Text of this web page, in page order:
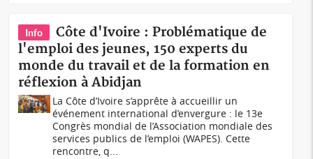
Info
Côte d'Ivoire : Problématique de
l'emploi des jeunes, 150 experts du
monde du travail et de la formation en
réflexion à Abidjan
La Côte d’Ivoire s’apprête à accueillir un
événement international d’envergure : le 13e
Congrès mondial de l’Association mondiale des
services publics de l’emploi (WAPES). Cette
rencontre, q...